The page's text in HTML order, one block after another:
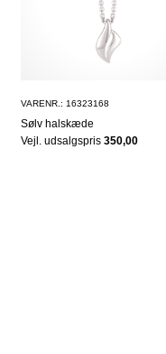
VARENR.: 16323168
Sølv halskæde
Vejl. udsalgspris 350,00